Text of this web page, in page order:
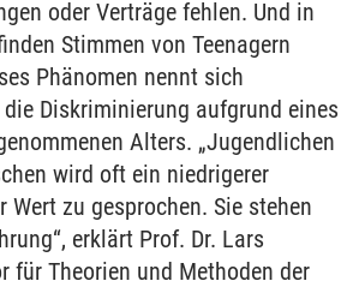
oder Verträge fehlen. Und in
Stimmen von Teenagern
Phänomen nennt sich
Diskriminierung aufgrund eines
Alters. „Jugendlichen
wird oft ein niedrigerer
zu gesprochen. Sie stehen
erklärt Prof. Dr. Lars
für Theorien und Methoden der